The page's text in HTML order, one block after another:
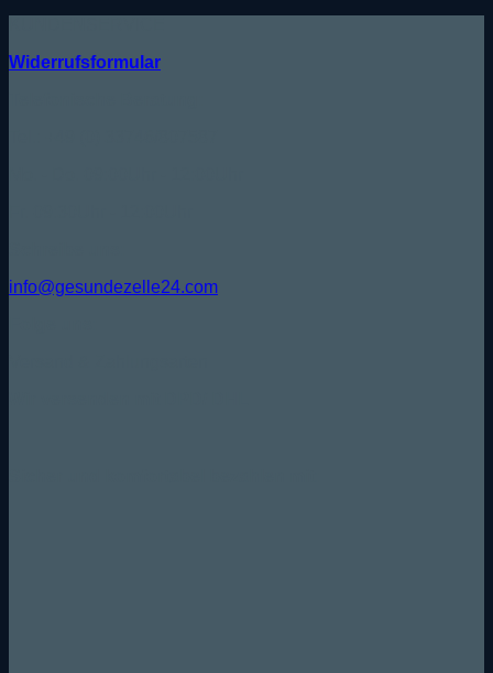
Widerrufsformular
info@gesundezelle24.com